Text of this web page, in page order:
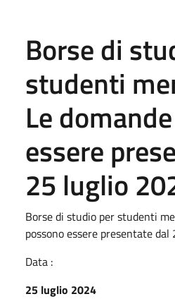
Borse di
studenti
Le
essere
25 luglio
Borse di studio per studenti
possono essere presentate
Data :
25 luglio 2024